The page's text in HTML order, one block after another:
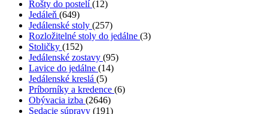
Rošty do postelí(12)
Jedáleň (649)
Jedálenské stoly (257)
Rozložitelné stoly do jedálne (3)
Stoličky (152)
Jedálenské zostavy (95)
Lavice do jedálne (14)
Jedálenské kreslá (5)
Príborníky a kredence (6)
Obývacia izba (2646)
Sedacie súpravy (191)